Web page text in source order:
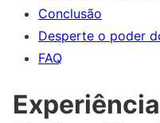
Conclusão
Desperte o poder
FAQ